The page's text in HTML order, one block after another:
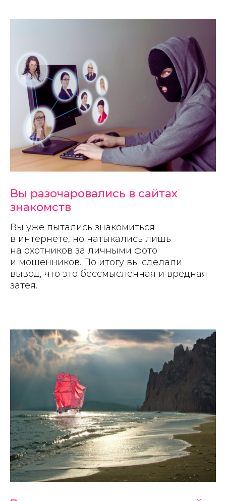
Вы разочаровались в сайтах
знакомств
Вы уже пытались знакомиться
в интернете, но натыкались лишь
на охотников за личными фото
и мошенников. По итогу вы сделали
вывод, что это бессмысленная и вредная
затея.